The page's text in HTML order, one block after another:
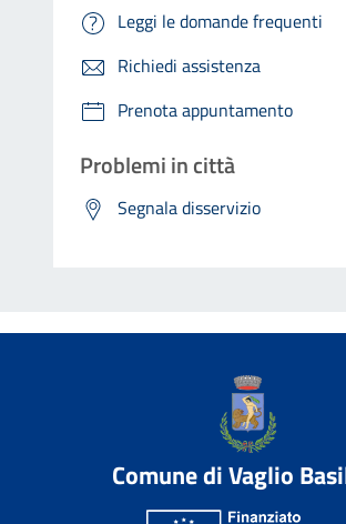
Leggi le domande frequenti
Richiedi assistenza
Prenota appuntamento
Problemi in città
Segnala disservizio
Comune di Vaglio